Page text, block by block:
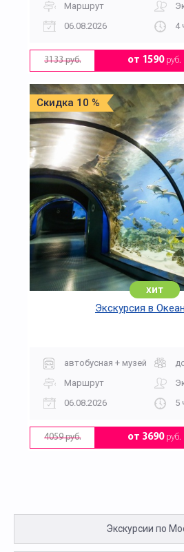
Маршрут
06.08.2026
4
3133 руб. от 1590руб.
Скидка 10 %
хит
Экскурсия в
автобусная + музей
Маршрут
06.08.2026
5
4059 руб. от 3690руб.
Экскурсии по